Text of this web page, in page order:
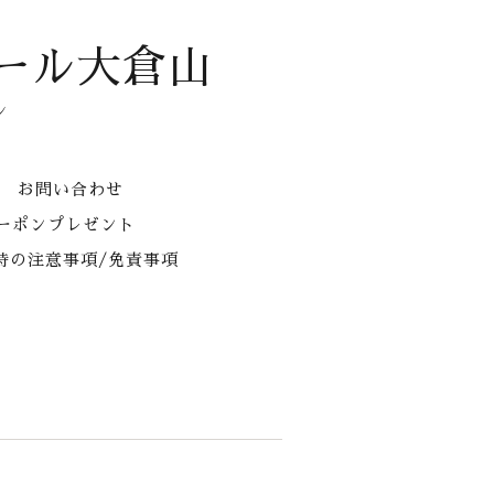
ル大倉山
お問い合わせ
ポンプレゼント
の注意事項/免責事項